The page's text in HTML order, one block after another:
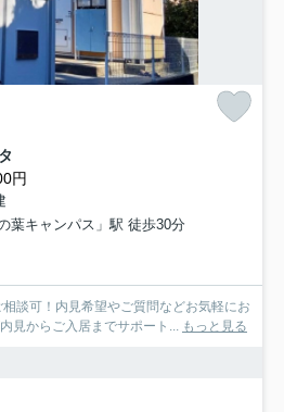
円
葉キャンパス」駅 徒歩30分
談可！内見希望やご質問などお気軽にお
見からご入居までサポート... もっと見る